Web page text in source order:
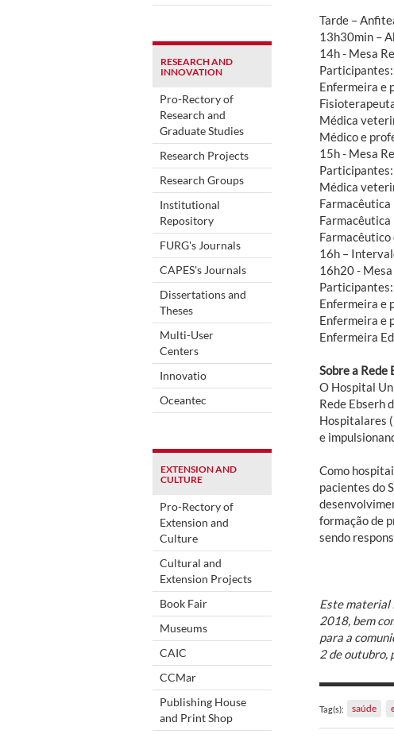
RESEARCH AND
INNOVATION
Pro-Rectory of
Research and
Graduate Studies
Research Projects
Research Groups
Institutional
Repository
FURG's Journals
CAPES's Journals
Dissertations and
Theses
Multi-User
Centers
Innovatio
Oceantec
EXTENSION AND
CULTURE
Pro-Rectory of
Extension and
Culture
Cultural and
Extension Projects
Book Fair
Museums
CAIC
CCMar
Publishing House
and Print Shop
Tarde –
13h30min –
14h - Mesa
Participantes:
Enfermeira e
Médica
Médico e
15h - Mesa
Participantes:
Médica
Farmacêutica
Farmacêutico
16h –
16h20 - Mesa
Participantes:
Enfermeira e
Enfermeira e
Enfermeira
Sobre a Rede
O Hospital
Rede Ebserh
Hospitalares
e
Como
pacientes do
formação de
sendo
Este material
2018, bem
para a
2 de outubro,
Tag(s): saúde